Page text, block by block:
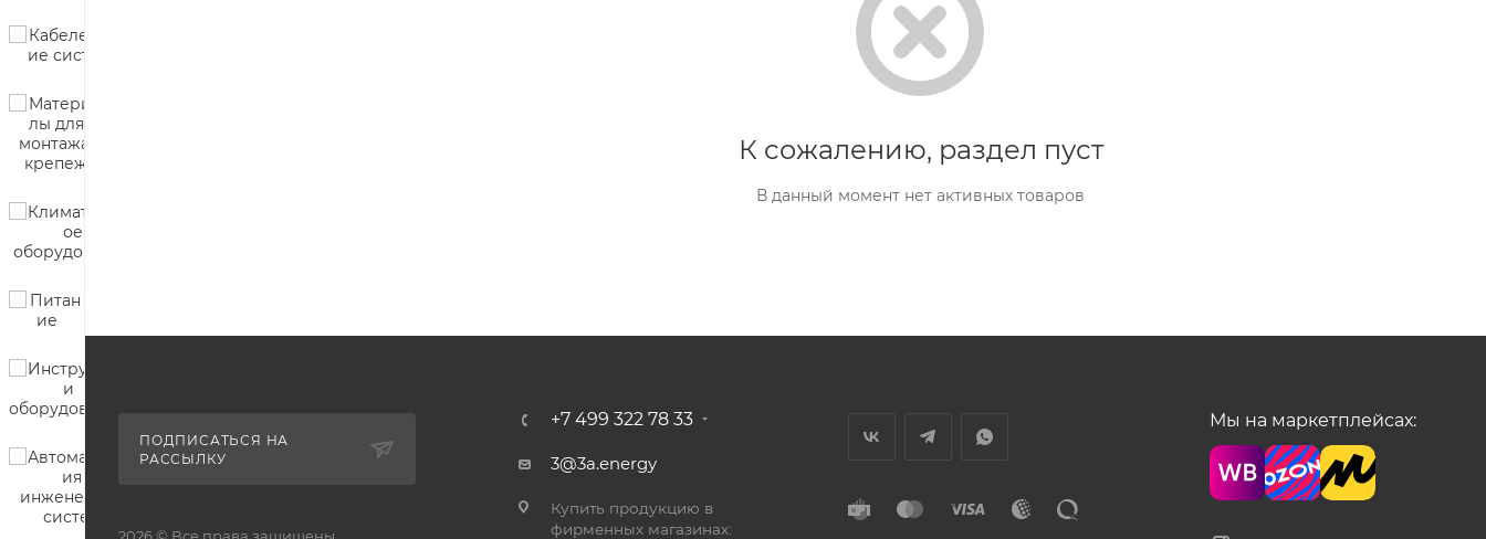
К сожалению, раздел пуст
В данный момент нет активных товаров
ПОДПИСАТЬСЯ НА
РАССЫЛКУ
+7 499 322 78 33
3@3a.energy
Купить продукцию в
фирменных магазинах:
Мы на маркетплейсах: